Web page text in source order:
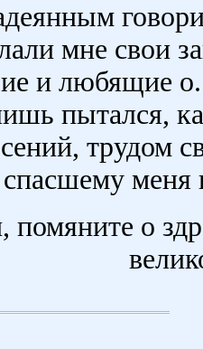
мне свои
и любящие
пытался,
трудом
спасшему
помяните о